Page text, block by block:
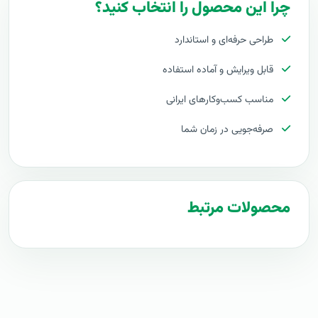
پروپوزال راه اندازی شبکه‌های اجتماعی Social Network
چرا این محصول را انتخاب کنید؟
طراحی حرفه‌ای و استاندارد
قابل ویرایش و آماده استفاده
مناسب کسب‌وکارهای ایرانی
صرفه‌جویی در زمان شما
محصولات مرتبط